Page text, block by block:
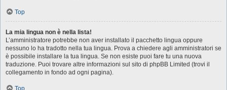
Top
La mia lingua non è nella lista!
L’amministratore potrebbe non aver installato il pacchetto lingua oppure
nessuno lo ha tradotto nella tua lingua. Prova a chiedere agli amministratori se
è possibile installare la tua lingua. Se non esiste puoi fare tu una nuova
traduzione. Puoi trovare altre informazioni sul sito di phpBB Limited (trovi il
collegamento in fondo ad ogni pagina).
Top